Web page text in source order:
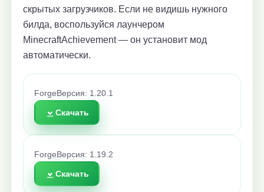
скрытых загрузчиков. Если не видишь нужного
билда, воспользуйся лаунчером
MinecraftAchievement — он установит мод
автоматически.
Forge Версия: 1.20.1
Скачать
Forge Версия: 1.19.2
Скачать